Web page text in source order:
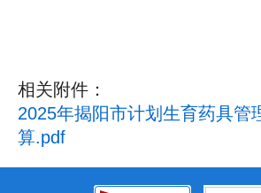
相关附件：
2025年揭阳市计划生育药具管
算.pdf